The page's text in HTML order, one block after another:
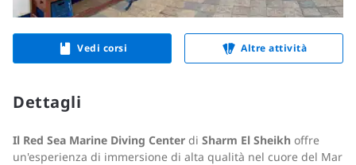
Vedi corsi Altre attività
Dettagli
Il Red Sea Marine Diving Center di Sharm El Sheikh offre
un'esperienza di immersione di alta qualità nel cuore del Mar